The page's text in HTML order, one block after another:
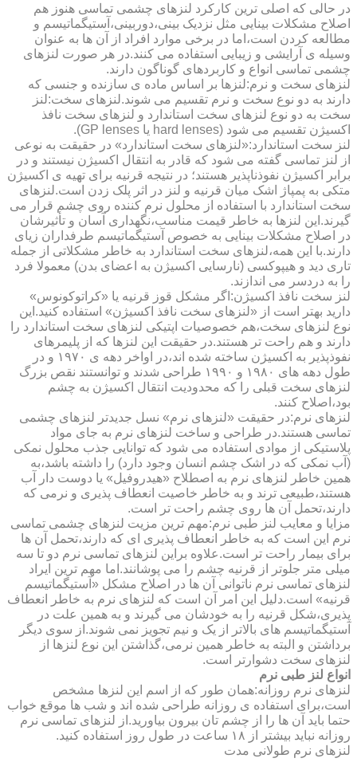
در حالی که اصلی ترین کارکرد لنزهای چشمی تماسی هنوز هم
اصلاح مشکلات بینایی مثل نزدیک بینی،دوربینی،آستیگماتیسم و
مطالعه کردن است،اما در برخی موارد افراد از آن ها به عنوان
وسیله ی آرایشی و زیبایی استفاده می کنند.در هر صورت لنزهای
چشمی تماسی انواع و کاربردهای گوناگون دارند.
لنزهای سخت و نرم:لنزها بر اساس ماده ی سازنده و جنسی که
دارند به دو نوع سخت و نرم تقسیم می شوند.لنزهای سخت:لنز
سخت به دو نوع لنزهای سخت استاندارد و لنزهای سخت نافذ
اکسیژن تقسیم می شود (hard lenses یا GP lenses).
لنز سخت استاندارد:«لنزهای سخت استاندارد» در حقیقت به نوعی
از لنز تماسی گفته می شود که قادر به انتقال اکسیژن نیستند و در
برابر اکسیژن نفوذناپذیر هستند؛ در نتیجه قرنیه برای تهیه ی اکسیژن
متکی به پمپاژ اشک میان قرنیه و لنز در اثر پلک زدن است.لنزهای
سخت استاندارد با استفاده از محلول نرم کننده روی چشم قرار می
گیرند.این لنزها به خاطر قیمت مناسب،نگهداری آسان و تأثیرشان
در اصلاح مشکلات بینایی به خصوص آستیگماتیسم طرفداران زیای
دارند.با این همه،لنزهای سخت استاندارد به خاطر مشکلاتی از جمله
تاری دید و هیپوکسی (نارسایی اکسیژن به اعضای بدن) معمولا فرد
را به دردسر می اندازند.
لنز سخت نافذ اکسیژن:اگر مشکل قوز قرنیه یا «کراتوکونوس»
دارید بهتر است از «لنزهای سخت نافذ اکسیژن» استفاده کنید.این
نوع لنزهای سخت،هم خصوصیات اپتیکی لنزهای سخت استاندارد را
دارند و هم راحت تر هستند.در حقیقت این لنزها که از پلیمرهای
نفوذپذیر به اکسیژن ساخته شده اند،در اواخر دهه ی ۱۹۷۰ و در
طول دهه های ۱۹۸۰ و ۱۹۹۰ طراحی شدند و توانستند نقص بزرگ
لنزهای سخت قبلی را که محدودیت انتقال اکسیژن به چشم
بود،اصلاح کنند.
لنزهای نرم:در حقیقت «لنزهای نرم» نسل جدیدتر لنزهای چشمی
تماسی هستند.در طراحی و ساخت لنزهای نرم به جای مواد
پلاستیکی از موادی استفاده می شود که توانایی جذب محلول نمکی
(آب نمکی که در اشک چشم انسان وجود دارد) را داشته باشد،به
همین خاطر لنزهای نرم به اصطلاح «هیدروفیل» یا دوست دار آب
هستند،طبیعی ترند و به خاطر خاصیت انعطاف پذیری و نرمی که
دارند،تحمل آن ها روی چشم راحت تر است.
مزایا و معایب لنز طبی نرم:مهم ترین مزیت لنزهای چشمی تماسی
نرم این است که به خاطر انعطاف پذیری ای که دارند،تحمل آن ها
برای بیمار راحت تر است.علاوه براین لنزهای تماسی نرم دو تا سه
میلی متر جلوتر از قرنیه چشم را می پوشانند.اما مهم ترین ایراد
لنزهای تماسی نرم ناتوانی آن ها در اصلاح مشکل «آستیگماتیسم
قرنیه» است.دلیل این امر آن است که لنزهای نرم به خاطر انعطاف
پذیری،شکل قرنیه را به خودشان می گیرند و به همین علت در
آستیگماتیسم های بالاتر از یک و نیم تجویز نمی شوند.از سوی دیگر
برداشتن و البته به خاطر همین نرمی،گذاشتن این نوع لنزها از
لنزهای سخت دشوارتر است.
انواع لنز طبی نرم
لنزهای نرم روزانه:همان طور که از اسم این لنزها مشخص
است،برای استفاده ی روزانه طراحی شده اند و شب ها موقع خواب
حتما باید آن ها را از چشم تان بیرون بیاورید.از لنزهای تماسی نرم
روزانه نباید بیشتر از ۱۸ ساعت در طول روز استفاده کنید.
لنزهای نرم طولانی مدت